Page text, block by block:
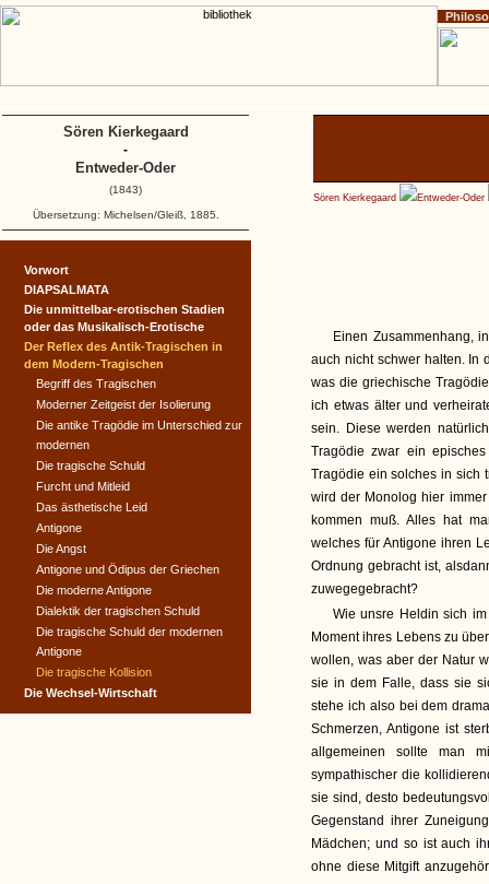
Sören Kierkegaard Entweder-Oder
Einen Zusammenhang,
auch nicht schwer halten. In
was die griechische
ich etwas älter und
sein. Diese werden
Tragödie zwar ein
Tragödie ein solches in sich
wird der Monolog hier
kommen muß. Alles hat
welches für Antigone ihren
Ordnung gebracht ist,
zuwegegebracht?
Wie unsre Heldin sich
Moment ihres Lebens zu
wollen, was aber der Natur
sie in dem Falle, dass sie
stehe ich also bei dem
Schmerzen, Antigone ist
allgemeinen sollte man
sympathischer die
sie sind, desto
Gegenstand ihrer
Mädchen; und so ist auch
ohne diese Mitgift
Vorwort
DIAPSALMATA
Die unmittelbar-erotischen Stadien
oder das Musikalisch-Erotische
Der Reflex des Antik-Tragischen in
dem Modern-Tragischen
Begriff des Tragischen
Moderner Zeitgeist der Isolierung
Die antike Tragödie im Unterschied zur
modernen
Die tragische Schuld
Furcht und Mitleid
Das ästhetische Leid
Antigone
Die Angst
Antigone und Ödipus der Griechen
Die moderne Antigone
Dialektik der tragischen Schuld
Die tragische Schuld der modernen
Antigone
Die tragische Kollision
Die Wechsel-Wirtschaft
Sören Kierkegaard
-
Entweder-Oder
(1843)
Übersetzung: Michelsen/Gleiß, 1885.